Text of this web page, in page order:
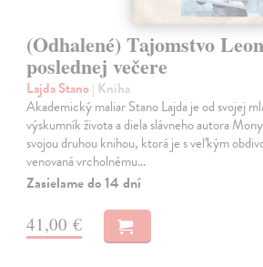
(Odhalené) Tajomstvo
poslednej večere
Lajda Stano| Kniha
Akademický maliar Stano Lajda je od svojej
výskumník života a diela slávneho autora
svojou druhou knihou, ktorá je s veľkým
venovaná vrcholnému…
Zasielame do 14 dní
41,00 €